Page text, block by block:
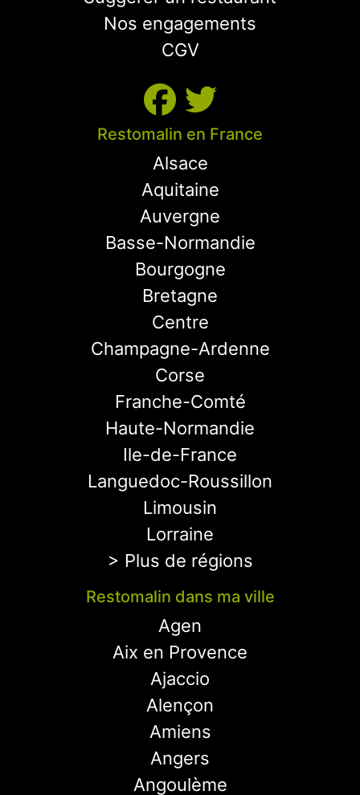
Nos engagements
CGV
Restomalin en France
Alsace
Aquitaine
Auvergne
Basse-Normandie
Bourgogne
Bretagne
Centre
Champagne-Ardenne
Corse
Franche-Comté
Haute-Normandie
Ile-de-France
Languedoc-Roussillon
Limousin
Lorraine
> Plus de régions
Restomalin dans ma ville
Agen
Aix en Provence
Ajaccio
Alençon
Amiens
Angers
Angoulème